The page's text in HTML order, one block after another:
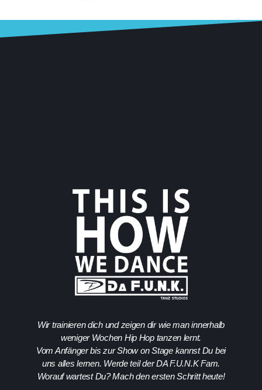
Wir trainieren dich und zeigen dir wie man innerhalb
weniger Wochen Hip Hop tanzen lernt.
Vom Anfänger bis zur Show on Stage kannst Du bei
uns alles lernen. Werde teil der DA F.U.N.K Fam.
Worauf wartest Du? Mach den ersten Schritt heute!